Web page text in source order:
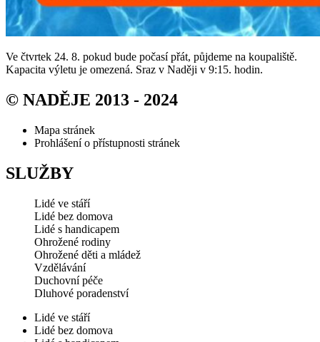
Ve čtvrtek 24. 8. pokud bude počasí přát, půjdeme na koupaliště.
Kapacita výletu je omezená. Sraz v Naději v 9:15. hodin.
© NADĚJE 2013 - 2024
Mapa stránek
Prohlášení o přístupnosti stránek
SLUŽBY
Lidé ve stáří
Lidé bez domova
Lidé s handicapem
Ohrožené rodiny
Ohrožené děti a mládež
Vzdělávání
Duchovní péče
Dluhové poradenství
Lidé ve stáří
Lidé bez domova